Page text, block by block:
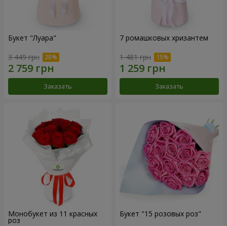
Букет "Луара"
3 449 грн
Заказать
7 ромашковых хризантем
1 481 грн
Заказать
Монобукет из 11 красных
роз
Букет "15 розовых роз"